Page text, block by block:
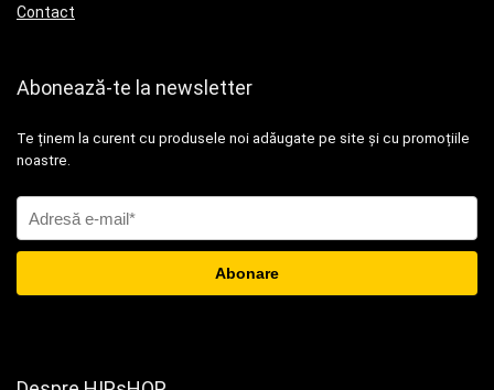
Contact
Abonează-te la newsletter
Te ținem la curent cu produsele noi adăugate pe site și cu promoțiile
noastre.